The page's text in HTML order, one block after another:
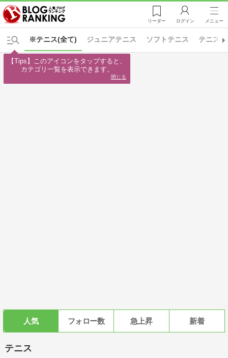
リーダー ログイン メニュー
※テニス(全て) ジュニアテニス ソフトテニス テニス
人気 フォロー数 急上昇 新着
テニス
【Tips】このアイコンをタップすると、
カテゴリ一覧を表示できます。
閉じる